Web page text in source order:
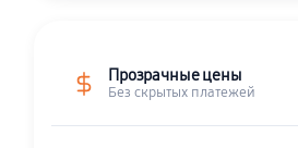
Прозрачные цены
Без скрытых платежей